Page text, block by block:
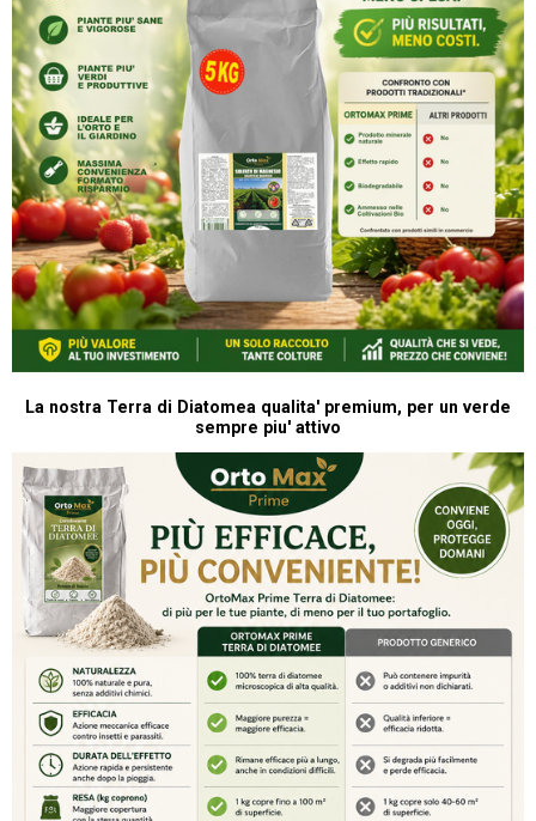
La nostra Terra di Diatomea qualita' premium, per un verde
sempre piu' attivo